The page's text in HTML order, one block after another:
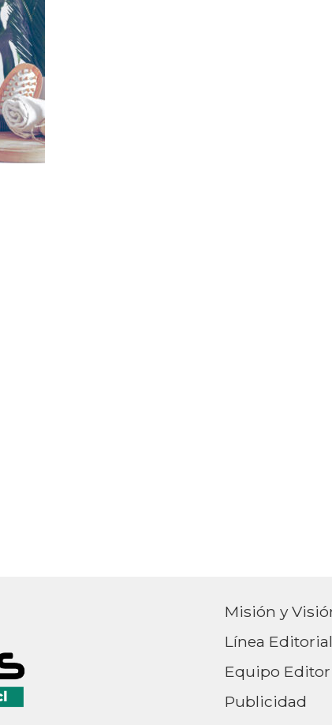
Misión y
Línea Editorial
Equipo Editor
Publicidad